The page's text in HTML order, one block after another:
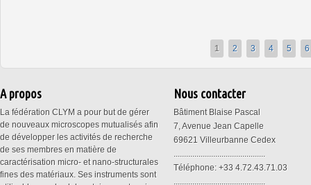
1 2 3 4 5 6
A propos
La fédération CLYM a pour but de gérer
de nouveaux microscopes mutualisés afin
de développer les activités de recherche
de ses membres en matière de
caractérisation micro- et nano-structurales
fines des matériaux. Ses instruments sont
Nous contacter
Bâtiment Blaise Pascal
7, Avenue Jean Capelle
69621 Villeurbanne Cedex
............................................
Téléphone: +33 4.72.43.71.03
............................................